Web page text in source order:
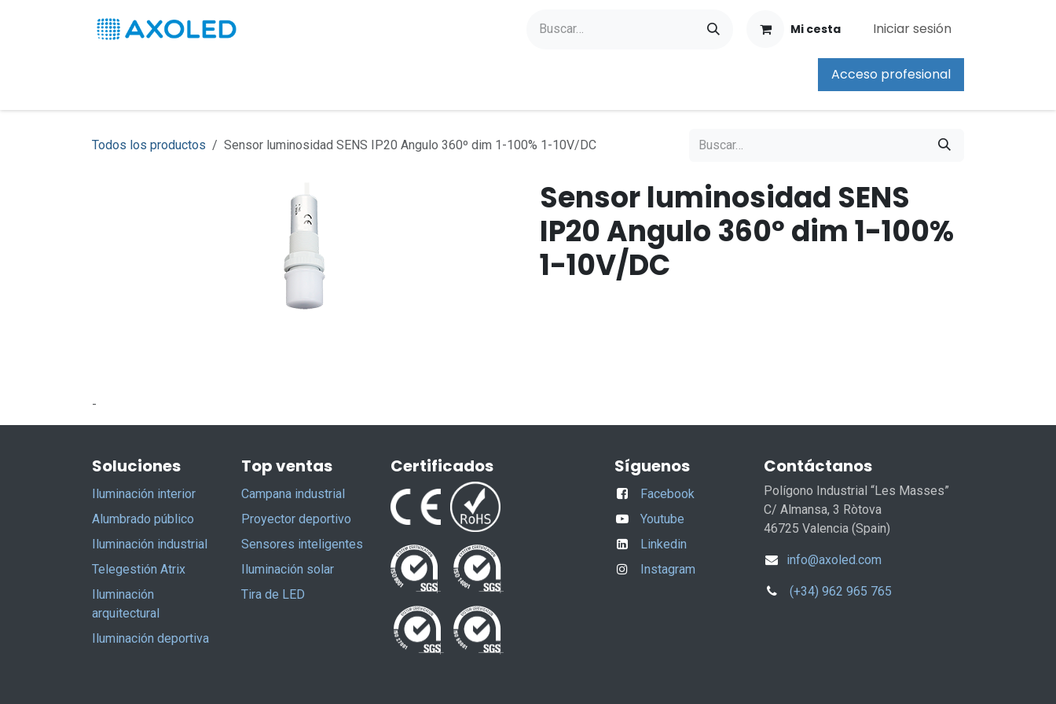
Mi cesta Iniciar sesión
Acceso profesional
Todos los productos Sensor luminosidad SENS IP20 Angulo 360º dim 1-100% 1-10V/DC
Sensor luminosidad SENS
IP20 Angulo 360º dim 1-100%
1-10V/DC
-
Soluciones
Iluminación interior
Alumbrado público
Iluminación industrial
Telegestión Atrix
Iluminación
arquitectural
Iluminación deportiva
Top ventas
Campana industrial
Proyector deportivo
Sensores inteligentes
Iluminación solar
Tira de LED
Certificados Síguenos
Facebook
Youtube
Linkedin
Instagram
Contáctanos
Polígono Industrial “Les Masses”
C/ Almansa, 3 Ròtova
46725 Valencia (Spain)
info@axoled.com
(+34) 962 965 765